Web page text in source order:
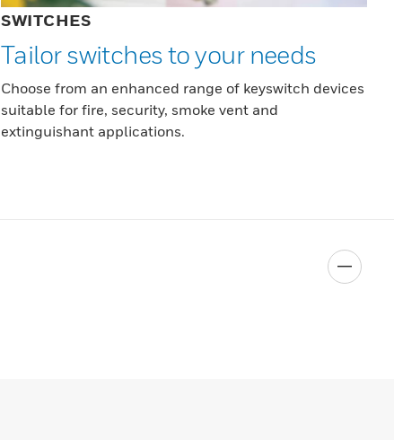
SWITCHES
Tailor switches to your needs
Choose from an enhanced range of keyswitch devices
suitable for fire, security, smoke vent and
extinguishant applications.